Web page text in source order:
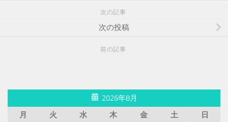
次の記事
次の投稿
前の記事
2026年8月
月
火 水 木 金 土
日